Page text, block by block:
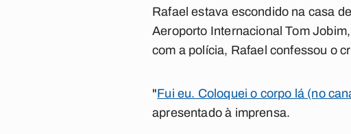
Rafael estava escondido na casa
Aeroporto Internacional Tom
com a polícia, Rafael confessou o
"Fui eu. Coloquei o corpo lá (no
apresentado à imprensa.